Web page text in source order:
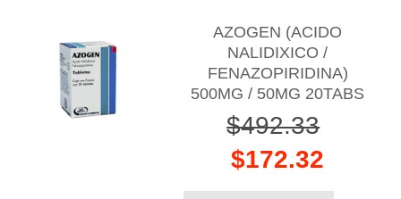
AZOGEN (ACIDO
NALIDIXICO /
FENAZOPIRIDINA)
500MG / 50MG 20TABS
$492.33
$172.32